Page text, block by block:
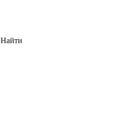
Найти